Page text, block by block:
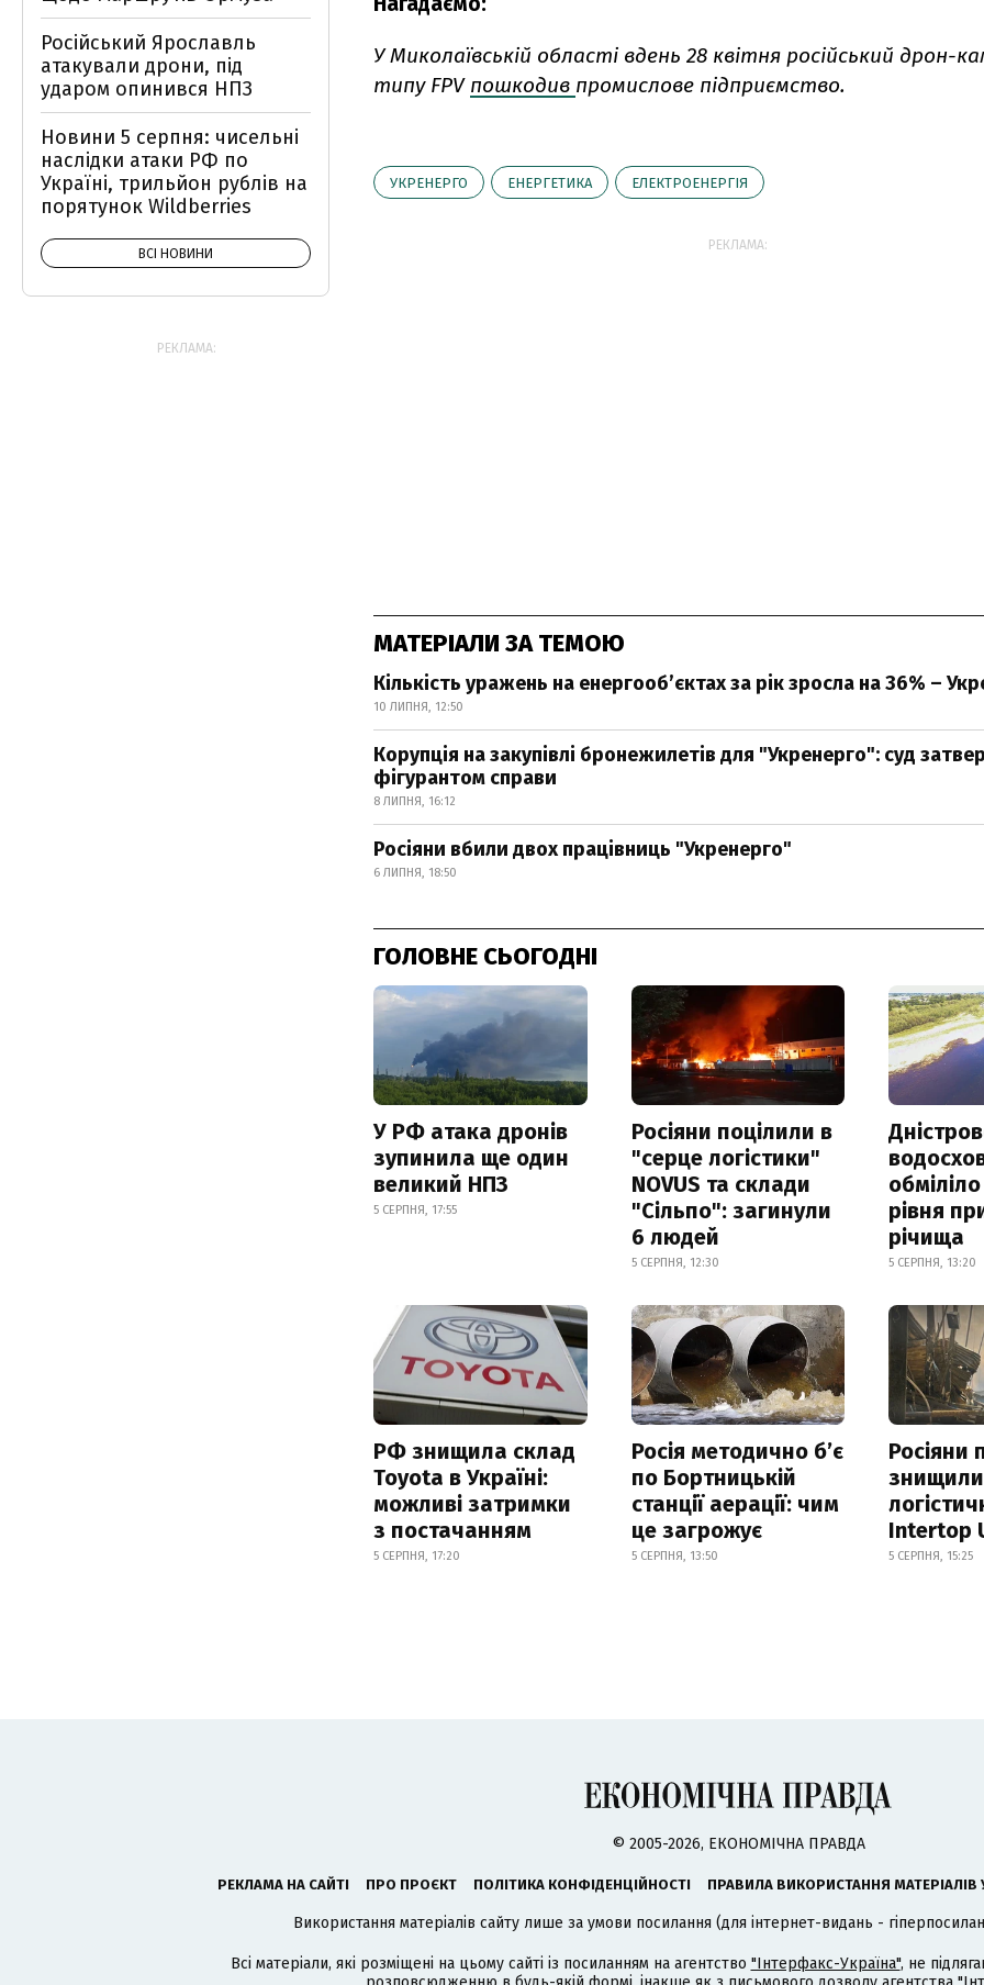
У Миколаївській області вдень 28 квітня російський дрон-
типу FPV пошкодив промислове підприємство.
УКРЕНЕРГО ЕНЕРГЕТИКА ЕЛЕКТРОЕНЕРГІЯ
РЕКЛАМА:
МАТЕРІАЛИ ЗА ТЕМОЮ
Кількість уражень на енергооб’єктах за рік зросла на 36% –
10 ЛИПНЯ, 12:50
Корупція на закупівлі бронежилетів для "Укренерго": суд
фігурантом справи
8 ЛИПНЯ, 16:12
Росіяни вбили двох працівниць "Укренерго"
6 ЛИПНЯ, 18:50
ГОЛОВНЕ СЬОГОДНІ
У РФ атака дронів
зупинила ще один
великий НПЗ
5 СЕРПНЯ, 17:55
Росіяни поцілили в
"серце логістики"
NOVUS та склади
"Сільпо": загинули
6 людей
5 СЕРПНЯ, 12:30
рівня
річища
5 СЕРПНЯ, 13:20
РФ знищила склад
Toyota в Україні:
можливі затримки
з постачанням
5 СЕРПНЯ, 17:20
Росія методично б’є
по Бортницькій
станції аерації: чим
це загрожує
5 СЕРПНЯ, 13:50
Росіяни
знищили
Intertop
5 СЕРПНЯ, 15:25
Російський Ярославль
атакували дрони, під
ударом опинився НПЗ
Новини 5 серпня: чисельні
наслідки атаки РФ по
Україні, трильйон рублів на
порятунок Wildberries
ВСІ НОВИНИ
РЕКЛАМА:
© 2005-2026, ЕКОНОМІЧНА ПРАВДА
РЕКЛАМА НА САЙТІ ПРО ПРОЄКТ ПОЛІТИКА КОНФІДЕНЦІЙНОСТІ ПРАВИЛА ВИКОРИСТАННЯ МАТЕРІАЛІВ
Використання матеріалів сайту лише за умови посилання (для інтернет-видань -
Всі матеріали, які розміщені на цьому сайті із посиланням на агентство "Інтерфакс-Україна", не